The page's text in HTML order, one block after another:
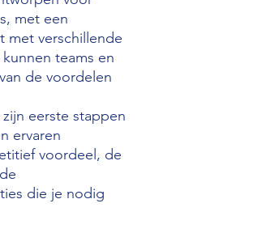
met een
verschillende
teams en
de voordelen
eerste stappen
ervaren
voordeel, de
die je nodig